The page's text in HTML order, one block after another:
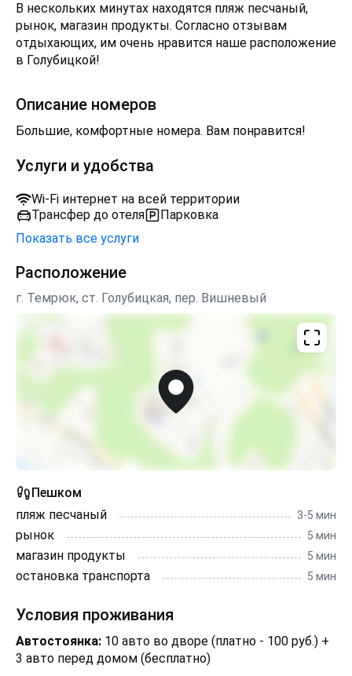
В нескольких минутах находятся пляж песчаный,
рынок, магазин продукты. Согласно отзывам
отдыхающих, им очень нравится наше расположение
в Голубицкой!
Описание номеров
Большие, комфортные номера. Вам понравится!
Услуги и удобства
Wi-Fi интернет на всей территории
Трансфер до отеля
Парковка
Показать все услуги
Расположение
г. Темрюк, ст. Голубицкая, пер. Вишневый
Пешком
пляж песчаный
3-5 мин
рынок 5 мин
магазин продукты 5 мин
остановка транспорта 5 мин
Условия проживания
Автостоянка: 10 авто во дворе (платно - 100 руб.) +
3 авто перед домом (бесплатно)